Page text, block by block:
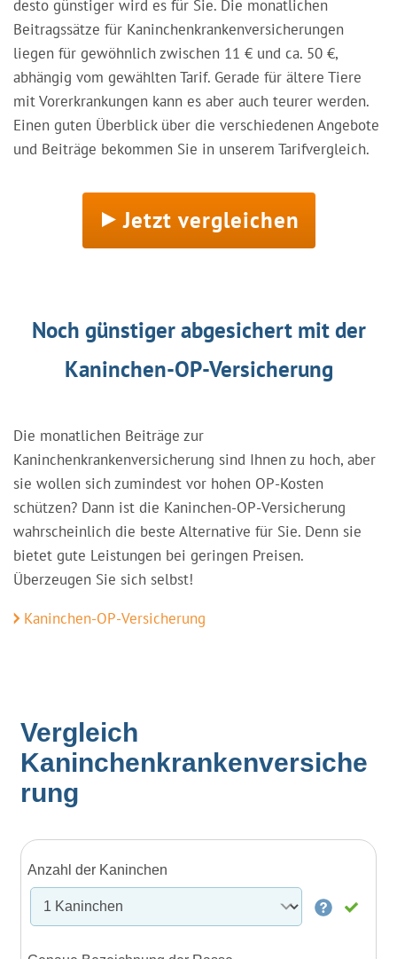
desto günstiger wird es für Sie. Die monatlichen
Beitragssätze für Kaninchenkrankenversicherungen
liegen für gewöhnlich zwischen 11 € und ca. 50 €,
abhängig vom gewählten Tarif. Gerade für ältere Tiere
mit Vorerkrankungen kann es aber auch teurer werden.
Einen guten Überblick über die verschiedenen Angebote
und Beiträge bekommen Sie in unserem Tarifvergleich.
Jetzt vergleichen
Noch günstiger abgesichert mit der
Kaninchen-OP-Versicherung
Die monatlichen Beiträge zur
Kaninchenkrankenversicherung sind Ihnen zu hoch, aber
sie wollen sich zumindest vor hohen OP-Kosten
schützen? Dann ist die Kaninchen-OP-Versicherung
wahrscheinlich die beste Alternative für Sie. Denn sie
bietet gute Leistungen bei geringen Preisen.
Überzeugen Sie sich selbst!
Kaninchen-OP-Versicherung